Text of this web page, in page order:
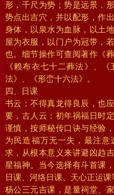
形，千尺为势；势是远景，
势点出吉穴，并以配形，作
身体，以泉水为血脉，以土
屋为衣服，以门户为冠带，
也。细节操作可查阅著作《
《赖布衣七十二葬法》、
法》、《形峦十六法》。
四、日课
书云；不得真龙得良辰，也
要，古人云：初年祸福日时
谨慎，按师秘传口诀与经验
为民造福万无一失，最注意
求，从根本意义来讲避凶趋
星福神。当今选择有斗首课
日课、河络日课、天心正运课
杨公三元吉课，是量祠堂、